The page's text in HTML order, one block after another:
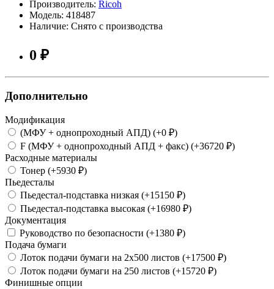
Производитель: Ricoh
Модель: 418487
Наличие: Снято с производства
0 ₽
Дополнительно
Модификация
(МФУ + однопроходный АПД) (+0 ₽)
F (МФУ + однопроходный АПД + факс) (+36720 ₽)
Расходные материалы
Тонер (+5930 ₽)
Пьедесталы
Пьедестал-подставка низкая (+15150 ₽)
Пьедестал-подставка высокая (+16980 ₽)
Документация
Руководство по безопасности (+1380 ₽)
Подача бумаги
Лоток подачи бумаги на 2x500 листов (+17500 ₽)
Лоток подачи бумаги на 250 листов (+15720 ₽)
Финишные опции